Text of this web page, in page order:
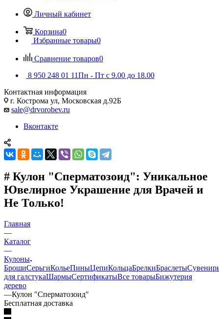
Личный кабинет
Корзина0
Избранные товары0
Сравнение товаров0
8 950 248 01 11Пн - Пт с 9.00 до 18.00
Контактная информация
г. Кострома ул, Московская д.92Б
sale@drvorobev.ru
Вконтакте
# Кулон "Сперматозоид": Уникальное
Ювелирное Украшение для Врачей и
Не Только!
Главная
—
Каталог
—
Кулоны
БрошиСерьгиКольеПиныЦепиКольцаБрелкиБраслеты
для галстукаШармыСертификатыВсе товарыБижутерия
дерево
—Кулон "Сперматозоид"
Бесплатная доставка